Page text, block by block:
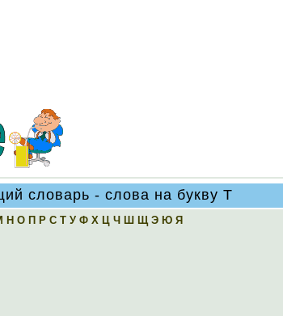
словарь - слова на букву Т
Н О П Р С Т У Ф Х Ц Ч Ш Щ Э Ю Я